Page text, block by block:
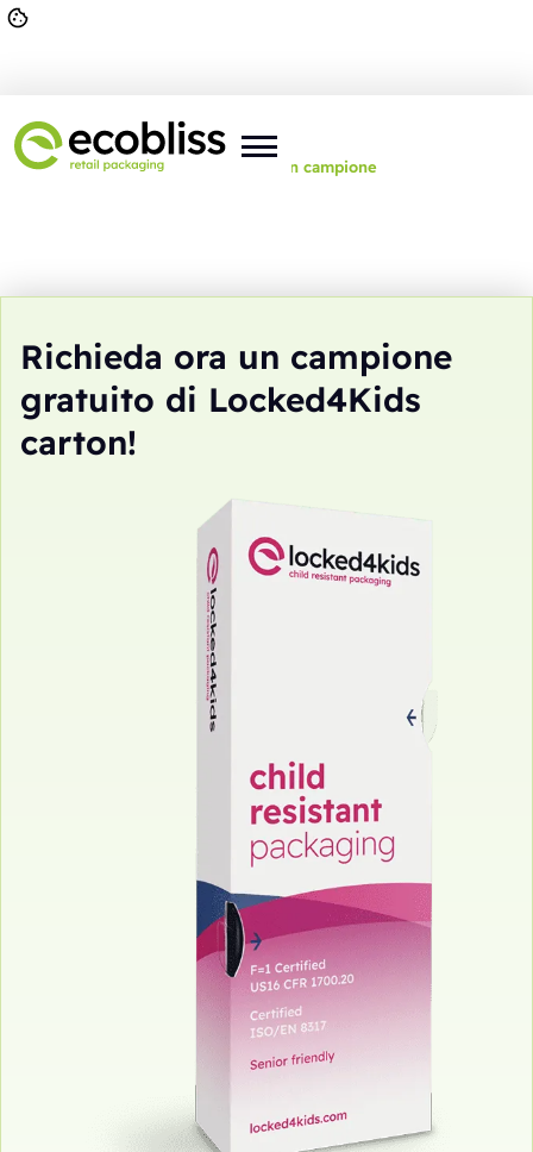
Lei si trova qui: Home Richiedi un campione
Richieda ora un campione
gratuito di Locked4Kids
carton!